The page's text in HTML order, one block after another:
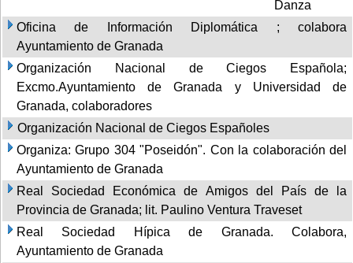
Danza
Oficina de Información Diplomática ; colabora
Ayuntamiento de Granada
Organización Nacional de Ciegos Española;
Excmo.Ayuntamiento de Granada y Universidad de
Granada, colaboradores
Organización Nacional de Ciegos Españoles
Organiza: Grupo 304 "Poseidón". Con la colaboración del
Ayuntamiento de Granada
Real Sociedad Económica de Amigos del País de la
Provincia de Granada; lit. Paulino Ventura Traveset
Real Sociedad Hípica de Granada. Colabora,
Ayuntamiento de Granada